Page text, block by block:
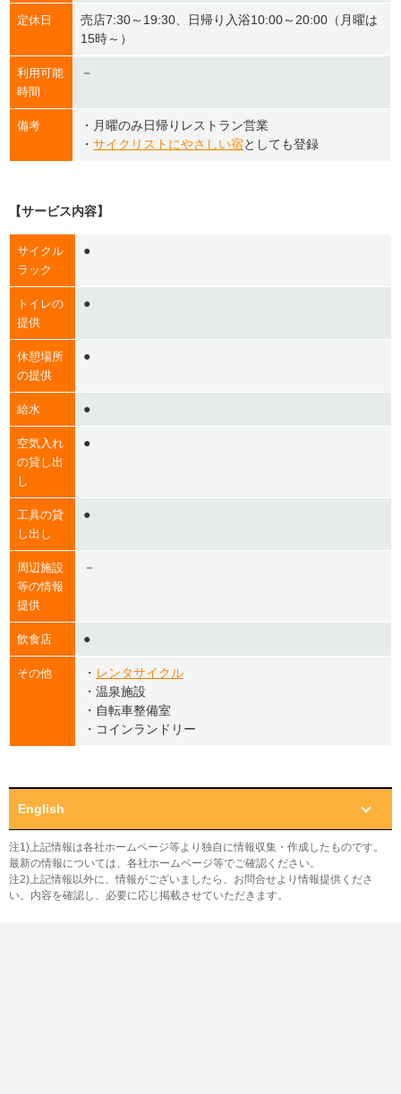
定休日
売店7:30～19:30、日帰り入浴10:00～20:00（月曜は
15時～）
利用可能
時間
－
備考
・月曜のみ日帰りレストラン営業
・ サイクリストにやさしい宿としても登録
【サービス内容】
サイクル
ラック
●
トイレの
提供
●
休憩場所
の提供
●
給水 ●
空気入れ
の貸し出
し
●
工具の貸
し出し
●
周辺施設
等の情報
提供
－
飲食店 ●
その他 ・ レンタサイクル
・温泉施設
・自転車整備室
・コインランドリー
English
注1)上記情報は各社ホームページ等より独自に情報収集・作成したものです。
最新の情報については、各社ホームページ等でご確認ください。
注2)上記情報以外に、情報がございましたら、お問合せより情報提供くださ
い。内容を確認し、必要に応じ掲載させていただきます。